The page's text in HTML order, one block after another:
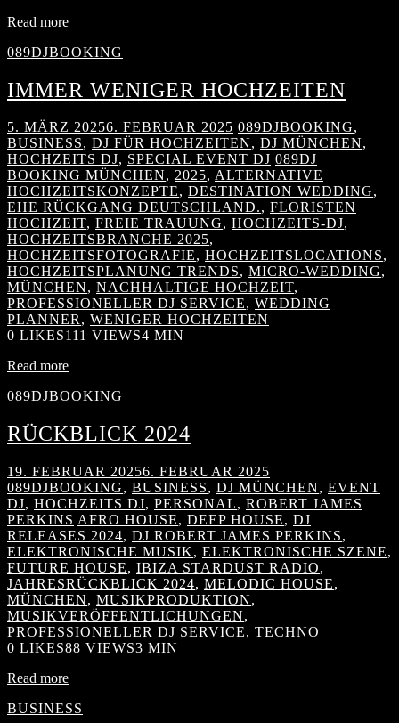
Read more
089DJBOOKING
IMMER WENIGER HOCHZEITEN
5. MÄRZ 20256. FEBRUAR 2025 089DJBOOKING,
BUSINESS, DJ FÜR HOCHZEITEN, DJ MÜNCHEN,
HOCHZEITS DJ, SPECIAL EVENT DJ 089DJ
BOOKING MÜNCHEN, 2025, ALTERNATIVE
HOCHZEITSKONZEPTE, DESTINATION WEDDING,
EHE RÜCKGANG DEUTSCHLAND., FLORISTEN
HOCHZEIT, FREIE TRAUUNG, HOCHZEITS-DJ,
HOCHZEITSBRANCHE 2025,
HOCHZEITSFOTOGRAFIE, HOCHZEITSLOCATIONS,
HOCHZEITSPLANUNG TRENDS, MICRO-WEDDING,
MÜNCHEN, NACHHALTIGE HOCHZEIT,
PROFESSIONELLER DJ SERVICE, WEDDING
PLANNER, WENIGER HOCHZEITEN
0 LIKES111 VIEWS4 MIN
Read more
089DJBOOKING
RÜCKBLICK 2024
19. FEBRUAR 20256. FEBRUAR 2025
089DJBOOKING, BUSINESS, DJ MÜNCHEN, EVENT
DJ, HOCHZEITS DJ, PERSONAL, ROBERT JAMES
PERKINS AFRO HOUSE, DEEP HOUSE, DJ
RELEASES 2024, DJ ROBERT JAMES PERKINS,
ELEKTRONISCHE MUSIK, ELEKTRONISCHE SZENE,
FUTURE HOUSE, IBIZA STARDUST RADIO,
JAHRESRÜCKBLICK 2024, MELODIC HOUSE,
MÜNCHEN, MUSIKPRODUKTION,
MUSIKVERÖFFENTLICHUNGEN,
PROFESSIONELLER DJ SERVICE, TECHNO
0 LIKES88 VIEWS3 MIN
Read more
BUSINESS